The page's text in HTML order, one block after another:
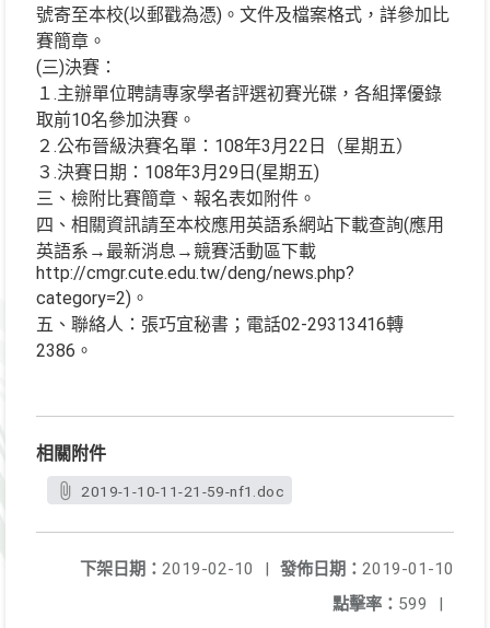
號寄至本校(以郵戳為憑)。文件及檔案格式，詳參加比
賽簡章。
(三)決賽：
１.主辦單位聘請專家學者評選初賽光碟，各組擇優錄
取前10名參加決賽。
２.公布晉級決賽名單：108年3月22日（星期五）
３.決賽日期：108年3月29日(星期五)
三、檢附比賽簡章、報名表如附件。
四、相關資訊請至本校應用英語系網站下載查詢(應用
英語系→最新消息→競賽活動區下載
http://cmgr.cute.edu.tw/deng/news.php?
category=2)。
五、聯絡人：張巧宜秘書；電話02-29313416轉
2386。
相關附件
2019-1-10-11-21-59-nf1.doc
發佈日期： 2019-01-10
下架日期： 2019-02-10
|
點擊率： 599 |